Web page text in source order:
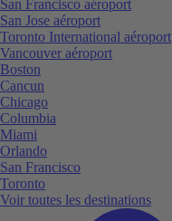
San Francisco aéroport
San Jose aéroport
Toronto International aéroport
Vancouver aéroport
Boston
Cancun
Chicago
Columbia
Miami
Orlando
San Francisco
Toronto
Voir toutes les destinations